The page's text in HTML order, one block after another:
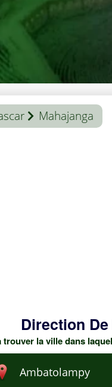
Mahajanga
Direction
trouver la ville dans
Ambatolampy